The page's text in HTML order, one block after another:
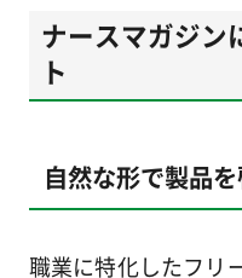
ナースマガジン
ト
自然な形で製品
職業に特化したフリ